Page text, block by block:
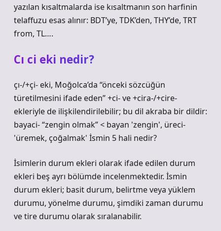
yazılan kısaltmalarda ise kısaltmanın son harfinin
telaffuzu esas alınır: BDT’ye, TDK’den, THY’de, TRT
from, TL….
Cı ci eki nedir?
çı-/+çi- eki, Moğolca’da “önceki sözcüğün
türetilmesini ifade eden” +ci- ve +cira-/+cire-
ekleriyle de ilişkilendirilebilir; bu dil akraba bir dildir:
bayaci- “zengin olmak” < bayan 'zengin', üreci-
'üremek, çoğalmak' İsmin 5 hali nedir?
İsimlerin durum ekleri olarak ifade edilen durum
ekleri beş ayrı bölümde incelenmektedir. İsmin
durum ekleri; basit durum, belirtme veya yüklem
durumu, yönelme durumu, şimdiki zaman durumu
ve tire durumu olarak sıralanabilir.